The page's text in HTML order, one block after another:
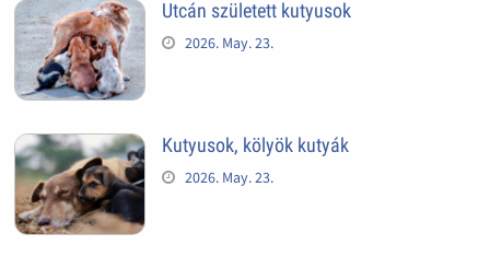
Utcán született kutyusok
2026. May. 23.
Kutyusok, kölyök kutyák
2026. May. 23.